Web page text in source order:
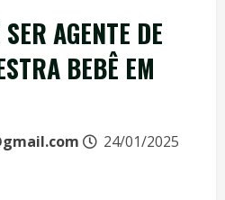
AGENTE DE
BEBÊ EM
24/01/2025